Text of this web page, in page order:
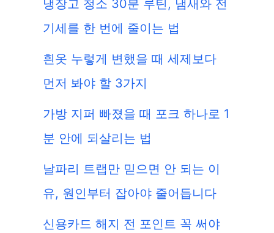
냉장고 청소 30분 루틴, 냄새와 전
기세를 한 번에 줄이는 법
흰옷 누렇게 변했을 때 세제보다
먼저 봐야 할 3가지
가방 지퍼 빠졌을 때 포크 하나로 1
분 안에 되살리는 법
날파리 트랩만 믿으면 안 되는 이
유, 원인부터 잡아야 줄어듭니다
신용카드 해지 전 포인트 꼭 써야